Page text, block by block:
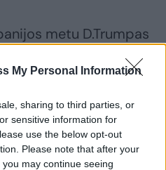
My Personal Information
sharing to third parties, or
sensitive information for
use the below opt-out
Please note that after your
may continue seeing
metu D.Trumpas
vadindamas
JAV
šalių bloku.